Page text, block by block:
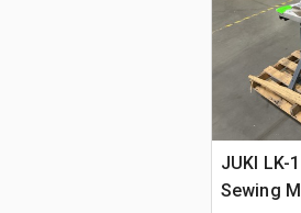
JUKI LK-
Sewing